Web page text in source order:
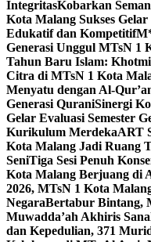
IntegritasKobarkan
Kota Malang Sukses
Edukatif dan Kompetitif
Generasi Unggul MTsN 1
Tahun Baru Islam:
Citra di MTsN 1 Kota
Menyatu dengan Al-
Generasi QuraniSinergi
Gelar Evaluasi Semester
Kurikulum MerdekaART
Kota Malang Jadi Ruang
SeniTiga Sesi Penuh
Kota Malang Berjuang di
2026, MTsN 1 Kota
NegaraBertabur Bintang,
Muwadda’ah Akhiris
dan Kepedulian, 371